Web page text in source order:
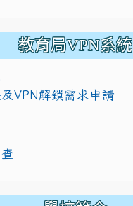
教育局VPN系統
VPN解鎖需求申請